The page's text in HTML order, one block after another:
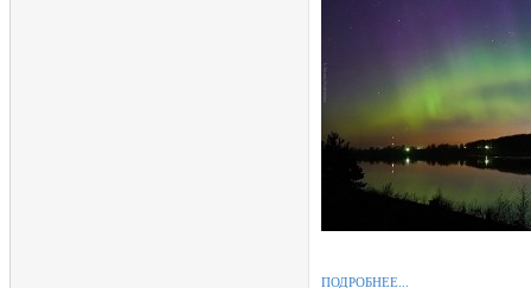
ПОДРОБНЕЕ...